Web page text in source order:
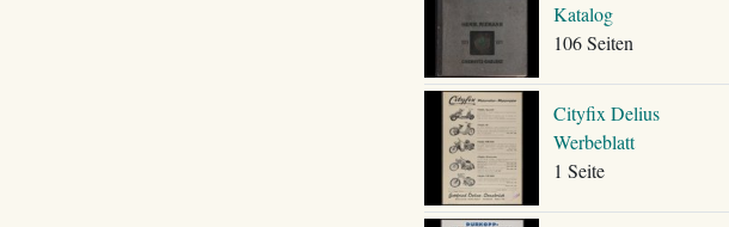
Katalog
106 Seiten
Cityfix Delius
Werbeblatt
1 Seite